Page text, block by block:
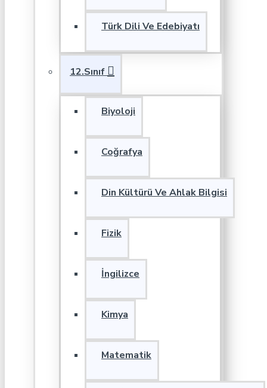
Türk Dili Ve Edebiyatı
12.Sınıf
Biyoloji
Coğrafya
Din Kültürü Ve Ahlak Bilgisi
Fizik
İngilizce
Kimya
Matematik